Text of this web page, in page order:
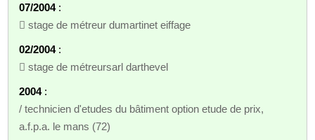
07/2004:
 stage de métreur dumartinet eiffage
02/2004:
 stage de métreursarl darthevel
2004:
/ technicien d'etudes du bâtiment option etude de prix,
a.f.p.a. le mans (72)